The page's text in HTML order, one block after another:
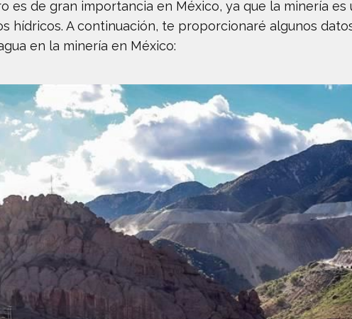
es de gran importancia en México, ya que la minería
hídricos. A continuación, te proporcionaré algunos
en la minería en México: